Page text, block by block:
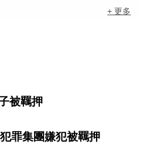
+ 更多
被羈押
罪集團嫌犯被羈押